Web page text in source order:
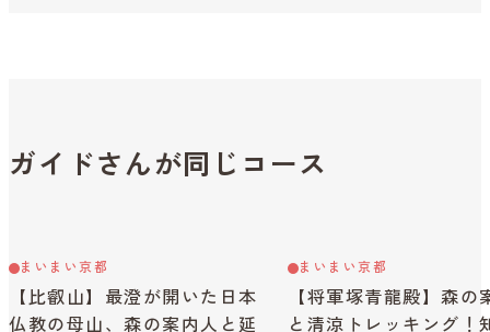
ガイドさんが同じコース
まいまい京都
【比叡山】最澄が開いた日本
仏教の母山、森の案内人と延
まいまい京都
【将軍塚青龍殿】森の
と清涼トレッキング！